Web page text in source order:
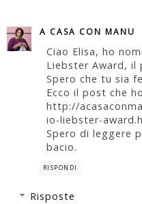
A CASA CON MANU
Ciao Elisa, ho
Liebster Award, il
Spero che tu sia
Ecco il post che
http://
io-liebster-
Spero di leggere
bacio.
RISPONDI
Risposte